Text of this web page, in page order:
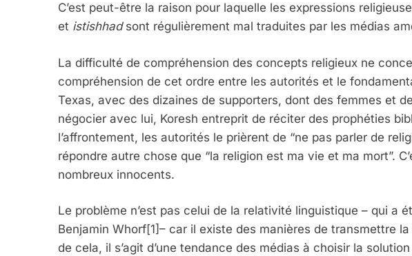
C’est peut-être la raison pour laquelle les expressions
et istishhadsont régulièrement mal traduites par les médias
La difficulté de compréhension des concepts religieux ne
compréhension de cet ordre entre les autorités et le
Texas, avec des dizaines de supporters, dont des femmes et
négocier avec lui, Koresh entreprit de réciter des prophéties
l’affrontement, les autorités le prièrent de “ne pas parler de
répondre autre chose que “la religion est ma vie et ma mort”.
nombreux innocents.
Le problème n’est pas celui de la relativité linguistique – qui a
Benjamin Whorf[1]– car il existe des manières de transmettre
de cela, il s’agit d’une tendance des médias à choisir la